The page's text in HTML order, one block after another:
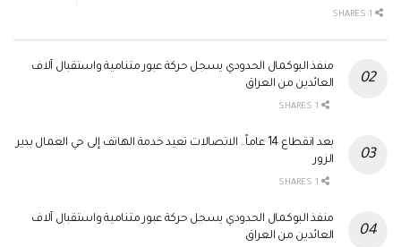
منفذ البوكمال الحدودي يسجل حركة عبور متنامية واستقبال آلاف
العائدين من العراق
بعد انقطاع 14 عاماً.. الاتصالات تعيد خدمة الهاتف إلى حي العمال بدير
الزور
منفذ البوكمال الحدودي يسجل حركة عبور متنامية واستقبال آلاف
العائدين من العراق